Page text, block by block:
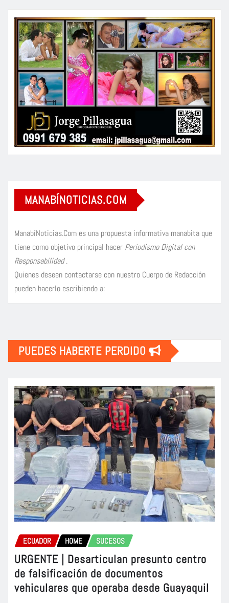
MANABÍNOTICIAS.COM
ManabíNoticias.Com es una propuesta informativa manabita que
tiene como objetivo principal hacer Periodismo Digital con
Responsabilidad.
Quienes deseen contactarse con nuestro Cuerpo de Redacción
pueden hacerlo escribiendo a:
PUEDES HABERTE PERDIDO
ECUADOR HOME SUCESOS
URGENTE | Desarticulan presunto centro
de falsificación de documentos
vehiculares que operaba desde Guayaquil